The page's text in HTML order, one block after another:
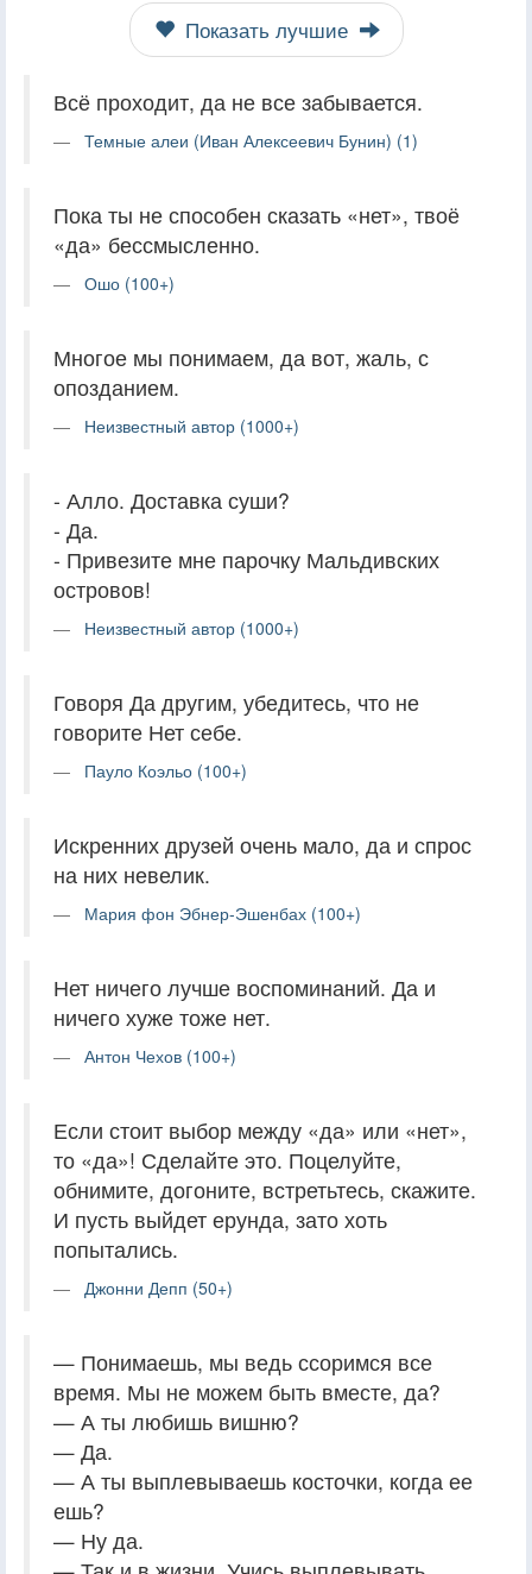
Показать лучшие
Всё проходит, да не все забывается.
Темные алеи (Иван Алексеевич Бунин) (1)
Пока ты не способен сказать «нет», твоё
«да» бессмысленно.
Ошо (100+)
Многое мы понимаем, да вот, жаль, с
опозданием.
Неизвестный автор (1000+)
- Алло. Доставка суши?
- Да.
- Привезите мне парочку Мальдивских
островов!
Неизвестный автор (1000+)
Говоря Да другим, убедитесь, что не
говорите Нет себе.
Пауло Коэльо (100+)
Искренних друзей очень мало, да и спрос
на них невелик.
Мария фон Эбнер-Эшенбах (100+)
Нет ничего лучше воспоминаний. Да и
ничего хуже тоже нет.
Антон Чехов (100+)
Если стоит выбор между «да» или «нет»,
то «да»! Сделайте это. Поцелуйте,
обнимите, догоните, встретьтесь, скажите.
И пусть выйдет ерунда, зато хоть
попытались.
Джонни Депп (50+)
— Понимаешь, мы ведь ссоримся все
время. Мы не можем быть вместе, да?
— А ты любишь вишню?
— Да.
— А ты выплевываешь косточки, когда ее
ешь?
— Ну да.